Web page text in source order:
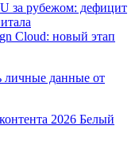
за рубежом: дефицит
Cloud: новый этап
личные данные от
2026 Белый